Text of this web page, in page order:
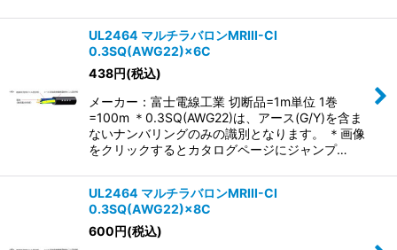
UL2464 マルチラバロンMRIII-CI
0.3SQ(AWG22)×6C
438円(税込)
メーカー：富士電線工業 切断品=1m単位 1巻
=100m ＊0.3SQ(AWG22)は、アース(G/Y)を含ま
ないナンバリングのみの識別となります。 ＊画像
をクリックするとカタログページにジャンプ…
UL2464 マルチラバロンMRIII-CI
0.3SQ(AWG22)×8C
600円(税込)